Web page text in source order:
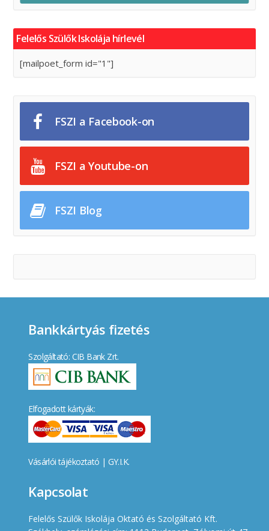
Felelős Szülők Iskolája hírlevél
[mailpoet_form id="1"]
FSZI a Facebook-on
FSZI a Youtube-on
FSZI Blog
Bankkártyás fizetés
Szolgáltató: CIB Bank Zrt.
Elfogadott kártyák:
Vásárlói tájékoztató | GY.I.K.
Kapcsolat
Felelős Szülők Iskolája Oktató és Szolgáltató Kft.